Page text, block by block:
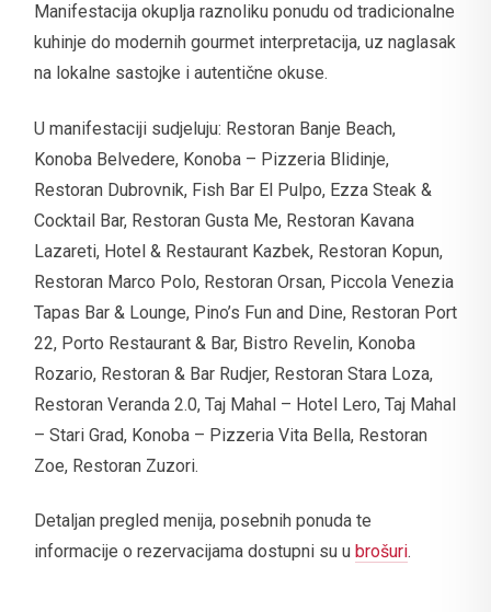
Manifestacija okuplja raznoliku ponudu od tradicionalne
kuhinje do modernih gourmet interpretacija, uz naglasak
na lokalne sastojke i autentične okuse.
U manifestaciji sudjeluju: Restoran Banje Beach,
Konoba Belvedere, Konoba – Pizzeria Blidinje,
Restoran Dubrovnik, Fish Bar El Pulpo, Ezza Steak &
Cocktail Bar, Restoran Gusta Me, Restoran Kavana
Lazareti, Hotel & Restaurant Kazbek, Restoran Kopun,
Restoran Marco Polo, Restoran Orsan, Piccola Venezia
Tapas Bar & Lounge, Pino’s Fun and Dine, Restoran Port
22, Porto Restaurant & Bar, Bistro Revelin, Konoba
Rozario, Restoran & Bar Rudjer, Restoran Stara Loza,
Restoran Veranda 2.0, Taj Mahal – Hotel Lero, Taj Mahal
– Stari Grad, Konoba – Pizzeria Vita Bella, Restoran
Zoe, Restoran Zuzori.
Detaljan pregled menija, posebnih ponuda te
informacije o rezervacijama dostupni su u brošuri.